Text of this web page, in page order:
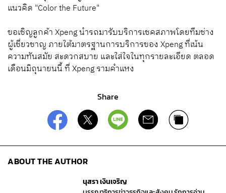
แนวคิด "Color the Future"
ขอเชิญลูกค้า Xpeng นำรถมารับบริการเชคสภาพโดยทีมช่าง
ผู้เชี่ยวชาญ ภายใต้มาตรฐานการบริการของ Xpeng ที่เน้น
ความทันสมัย สะดวกสบาย และใส่ใจในทุกรายละเอียด ตลอด
เดือนมิถุนายนนี้ ที่ Xpeng รามคำแหง
Share
ABOUT THE AUTHOR
นุสรา เงินเจริญ